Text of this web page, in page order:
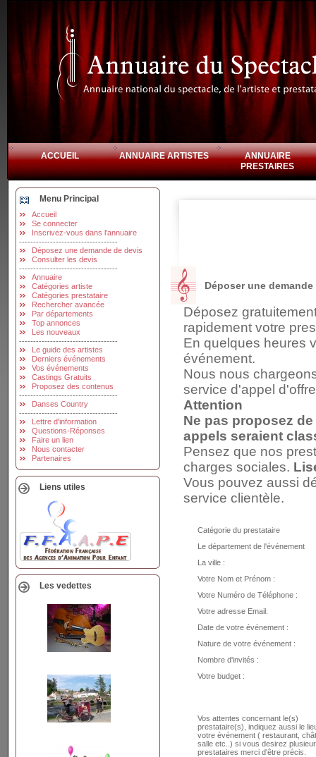
ACCUEIL ANNUAIRE ARTISTES
ANNUAIRE
PRESTAIRES
Menu Principal
Accueil
Se connecter
Inscrivez-vous dans l'annuaire
-----------------------------------
Déposez une demande de devis
Consulter les devis
-----------------------------------
Annuaire
Catégories artiste
Catégories prestataire
Rechercher avancée
Par départements
Top annonces
Les nouveaux
-----------------------------------
Le guide des artistes
Derniers événements
Vos événements
Castings Gratuits
Proposez des contenus
-----------------------------------
Danses Country
-----------------------------------
Lettre d'information
Questions-Réponses
Faire un lien
Nous contacter
Partenaires
Liens utiles
Les vedettes
Déposer une
Déposez
rapidement votre
En quelques heures
événement.
Nous nous
service d'appel
Attention
Ne pas proposez
appels seraient
Pensez que nos
charges sociales.
Vous pouvez aussi
service clientèle.
Catégorie du prestataire
Le département de l'événement
La ville :
Votre Nom et Prénom :
Votre Numéro de Téléphone :
Votre adresse Email:
Date de votre événement :
Nature de votre événement :
Nombre d'invités :
Votre budget :
Vos attentes concernant le(s)
prestataire(s), indiquez aussi le
votre événement ( restaurant,
salle etc..) si vous desirez
prestataires merci d'être précis.